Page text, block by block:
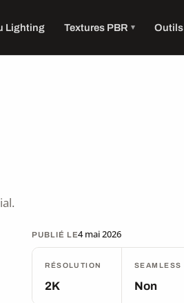
Lighting Textures PBR Outils
PUBLIÉ LE4 mai 2026
RÉSOLUTION
2K
SEAMLESS
Non